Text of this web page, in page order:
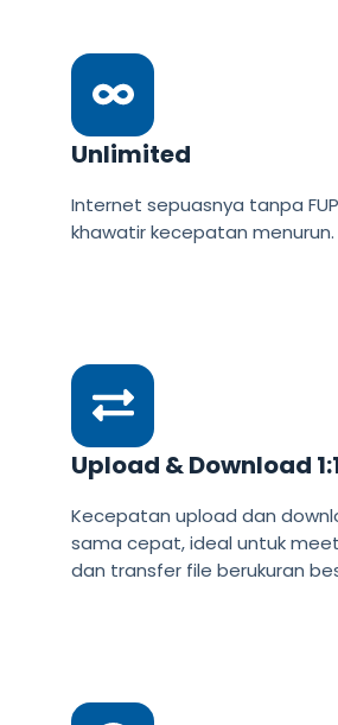
Unlimited
Internet sepuasnya tanpa
khawatir kecepatan menurun.
Upload & Download
Kecepatan upload dan
sama cepat, ideal untuk
dan transfer file berukuran